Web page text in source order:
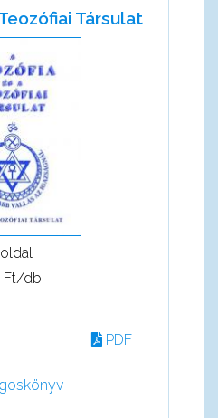
Társulat
Ft/db
PDF